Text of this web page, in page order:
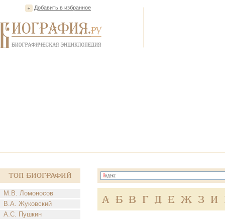
Добавить в избранное
Топ Биографий
М.В. Ломоносов
В.А. Жуковский
А.С. Пушкин
А Б В Г Д Е Ж З И